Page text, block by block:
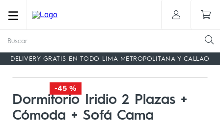
DELIVERY GRATIS EN TODO LIMA METROPOLITANA Y CALLAO
-45 %
Dormitorio Iridio 2 Plazas +
Cómoda + Sofá Cama